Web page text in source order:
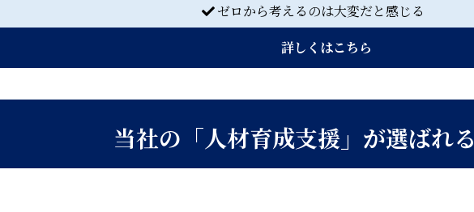
ゼロから考えるのは大変だと感じる
詳しくはこちら
当社の「人材育成支援」が選ばれる